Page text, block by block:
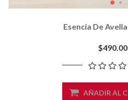
Esencia De
$490.00
AÑADIR AL